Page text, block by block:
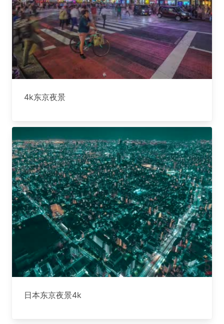
4k东京夜景
日本东京夜景4k